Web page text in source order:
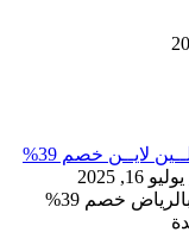
شركة تنظيف بالرياض 0556501701 كلــين لايــن خصم 39%
يوليو 16, 2025